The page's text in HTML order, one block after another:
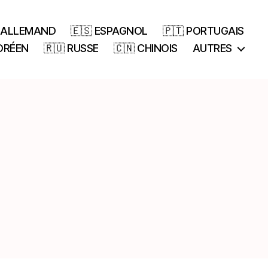
🇪🇸 ESPAGNOL
🇵🇹 PORTUGAIS
🇷🇺 RUSSE 🇨🇳 CHINOIS AUTRES